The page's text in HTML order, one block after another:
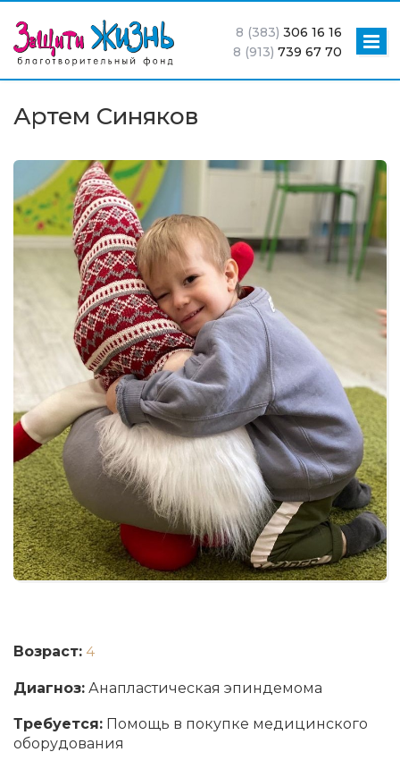
8 (383) 306 16 16
8 (913) 739 67 70
Артем Синяков
Возраст: 4
Диагноз: Анапластическая эпиндемома
Требуется: Помощь в покупке медицинского
оборудования